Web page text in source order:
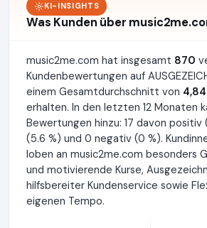
KI-INSIGHTS
Was Kunden über
music2me.com hat insgesamt 870
Kundenbewertungen auf
einem Gesamtdurchschnitt von 4,84
erhalten. In den letzten 12 Monaten
Bewertungen hinzu: 17 davon positiv
(5.6 %) und 0 negativ (0 %).
loben an music2me.com besonders
und motivierende Kurse,
hilfsbereiter Kundenservice sowie
eigenen Tempo.